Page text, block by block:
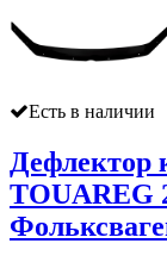
Есть в наличии
Дефлектор
TOUAREG